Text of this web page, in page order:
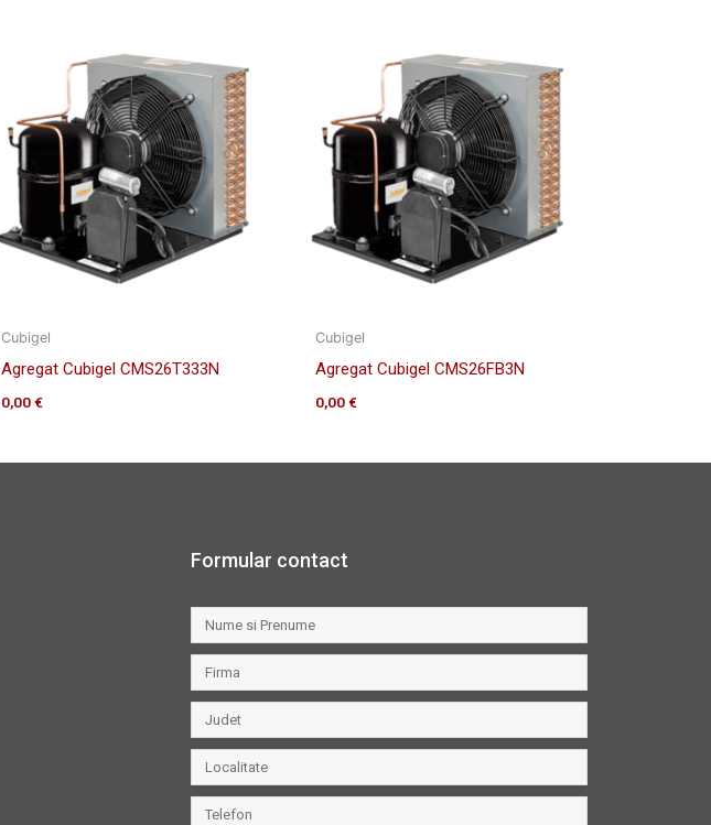
Cubigel
Agregat Cubigel CMS26T333N
0,00€
Cubigel
Agregat Cubigel CMS26FB3N
0,00€
Formular contact